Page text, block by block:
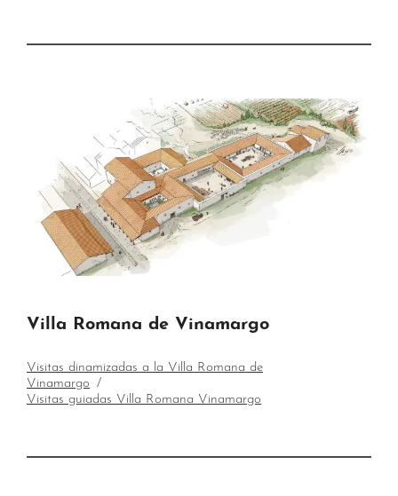
Villa Romana de Vinamargo
Visitas dinamizadas a la Villa Romana de
Vinamargo
Visitas guiadas Villa Romana Vinamargo